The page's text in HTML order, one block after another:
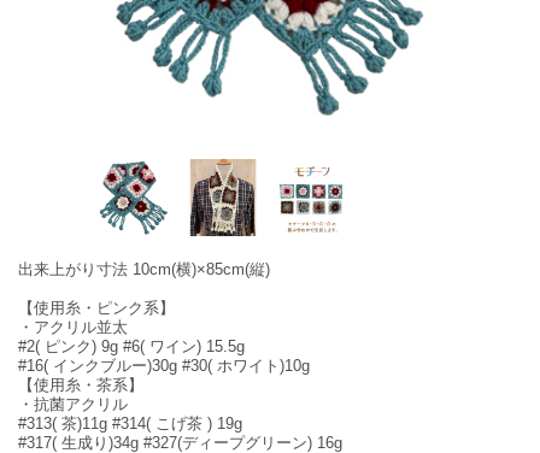
出来上がり寸法 10cm(横)×85cm(縦)
【使用糸・ピンク系】
・アクリル並太
#2( ピンク) 9g #6( ワイン) 15.5g
#16( インクブルー)30g #30( ホワイト)10g
【使用糸・茶系】
・抗菌アクリル
#313( 茶)11g #314( こげ茶 ) 19g
#317( 生成り)34g #327(ディープグリーン) 16g